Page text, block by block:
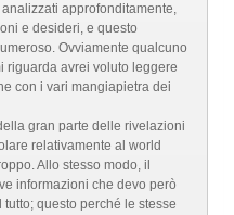
approfonditamente,
e desideri, e questo
Ovviamente qualcuno
riguarda avrei voluto leggere
con i vari mangiapietra dei
gran parte delle rivelazioni
relativamente al world
Allo stesso modo, il
informazioni che devo però
questo perché le stesse